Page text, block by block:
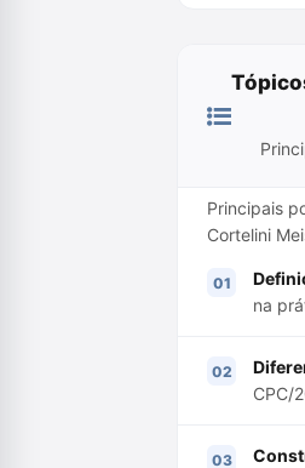
Principais
Cortelini
na
CPC/